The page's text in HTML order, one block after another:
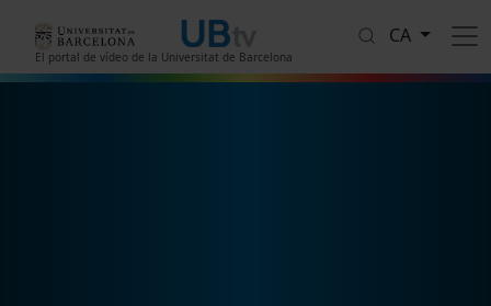
El portal de vídeo de la Universitat de Barcelona
CA